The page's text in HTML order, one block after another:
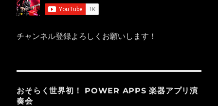
チャンネル登録よろしくお願いします！
おそらく世界初！ POWER APPS 楽器アプリ演
奏会